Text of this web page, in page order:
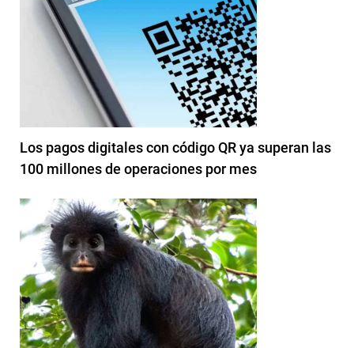
Los pagos digitales con código QR ya superan las
100 millones de operaciones por mes